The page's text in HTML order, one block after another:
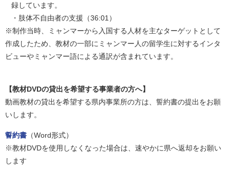
録しています。
・肢体不自由者の支援（36:01）
※制作当時、ミャンマーから入国する人材を主なターゲットとして
作成したため、教材の一部にミャンマー人の留学生に対するインタ
ビューやミャンマー語による通訳が含まれています。
【教材DVDの貸出を希望する事業者の方へ】
動画教材の貸出を希望する県内事業所の方は、誓約書の提出をお願
いします。
誓約書 （Word形式）
※教材DVDを使用しなくなった場合は、速やかに県へ返却をお願い
します